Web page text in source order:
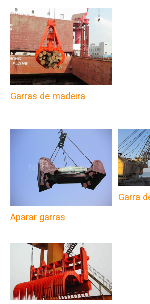
Garras de madeira
Aparar garras
Garra